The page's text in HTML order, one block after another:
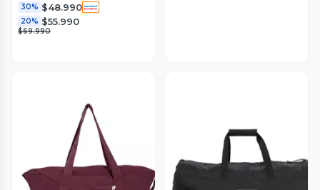
30% $48.990
20% $55.990
$69.990